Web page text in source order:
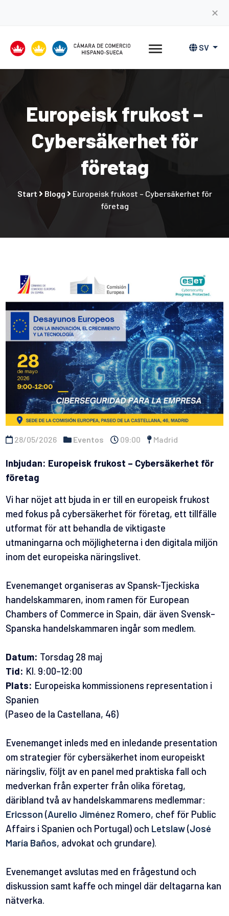
✕
SV
Europeisk frukost –
Cybersäkerhet för
företag
Start Blogg
Europeisk frukost – Cybersäkerhet för
företag
28/05/2026 Eventos 09:00 Madrid
Inbjudan: Europeisk frukost – Cybersäkerhet för
företag
Vi har nöjet att bjuda in er till en europeisk frukost
med fokus på cybersäkerhet för företag, ett tillfälle
utformat för att behandla de viktigaste
utmaningarna och möjligheterna i den digitala miljön
inom det europeiska näringslivet.
Evenemanget organiseras av Spansk-Tjeckiska
handelskammaren, inom ramen för European
Chambers of Commerce in Spain, där även Svensk–
Spanska handelskammaren ingår som medlem.
Datum: Torsdag 28 maj
Tid: Kl. 9:00–12:00
Plats: Europeiska kommissionens representation i
Spanien
(Paseo de la Castellana, 46)
Evenemanget inleds med en inledande presentation
om strategier för cybersäkerhet inom europeiskt
näringsliv, följt av en panel med praktiska fall och
medverkan från experter från olika företag,
däribland två av handelskammarens medlemmar:
Ericsson (Aurelio Jiménez Romero, chef för Public
Affairs i Spanien och Portugal) och Letslaw(José
María Baños, advokat och grundare).
Evenemanget avslutas med en frågestund och
diskussion samt kaffe och mingel där deltagarna kan
nätverka.